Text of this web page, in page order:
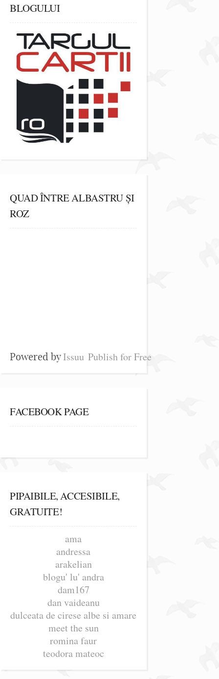
BLOGULUI
QUAD ÎNTRE ALBASTRU ȘI
ROZ
Powered byIssuu Publish for Free
FACEBOOK PAGE
PIPAIBILE, ACCESIBILE,
GRATUITE!
ama
andressa
arakelian
blogu' lu' andra
dam167
dan vaideanu
dulceata de cirese albe si amare
meet the sun
romina faur
teodora mateoc